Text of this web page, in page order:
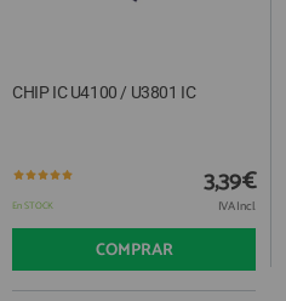
CHIP IC U4100 / U3801 IC
En STOCK
3,39€
IVA Incl.
COMPRAR